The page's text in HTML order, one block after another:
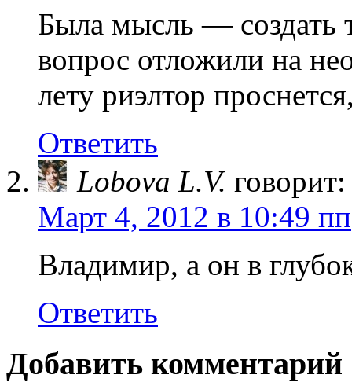
Была мысль — создать
вопрос отложили на
лету риэлтор
Ответить
Lobova L.V. говорит:
Март 4, 2012 в 10:49 пп
Владимир, а он в
Ответить
Добавить комментарий